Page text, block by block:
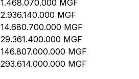
1.468.070.000 MGF
2.936.140.000 MGF
14.680.700.000 MGF
29.361.400.000 MGF
146.807.000.000 MGF
293.614.000.000 MGF